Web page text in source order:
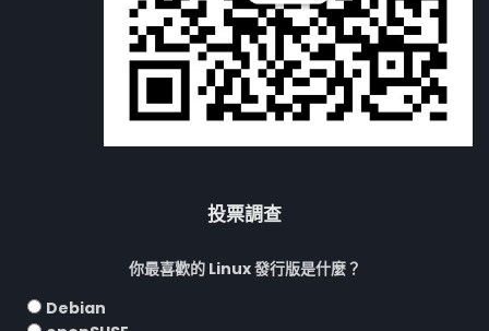
投票調查
你最喜歡的 Linux 發行版是什麼？
Debian